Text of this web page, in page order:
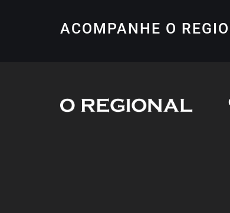
ACOMPANHE O